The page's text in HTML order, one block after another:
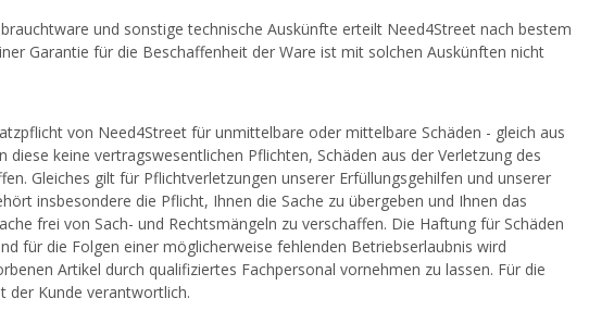
und sonstige technische Auskünfte erteilt Need4Street nach bestem
Garantie für die Beschaffenheit der Ware ist mit solchen Auskünften nicht
von Need4Street für unmittelbare oder mittelbare Schäden - gleich aus
keine vertragswesentlichen Pflichten, Schäden aus der Verletzung des
Gleiches gilt für Pflichtverletzungen unserer Erfüllungsgehilfen und unserer
insbesondere die Pflicht, Ihnen die Sache zu übergeben und Ihnen das
frei von Sach- und Rechtsmängeln zu verschaffen. Die Haftung für Schäden
für die Folgen einer möglicherweise fehlenden Betriebserlaubnis wird
Artikel durch qualifiziertes Fachpersonal vornehmen zu lassen. Für die
der Kunde verantwortlich.